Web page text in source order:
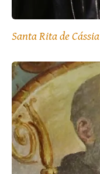
Santa Rita de Cássia